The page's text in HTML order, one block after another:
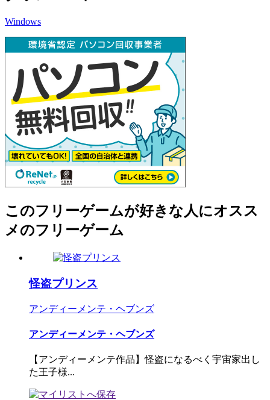
Windows
このフリーゲームが好きな人にオスス
メのフリーゲーム
怪盗プリンス
アンディーメンテ・ヘブンズ
アンディーメンテ・ヘブンズ
【アンディーメンテ作品】怪盗になるべく宇宙家出し
た王子様...